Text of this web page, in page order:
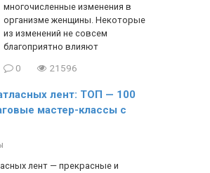
многочисленные изменения в
организме женщины. Некоторые
из изменений не совсем
благоприятно влияют
0 21596
лент: ТОП — 100
мастер-классы с
лент — прекрасные и